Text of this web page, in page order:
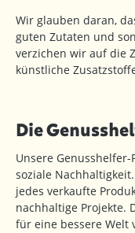
Wir glauben daran,
guten Zutaten und
verzichen wir auf die
künstliche
Die
Unsere
soziale
jedes verkaufte
nachhaltige Projekte.
für eine bessere Welt